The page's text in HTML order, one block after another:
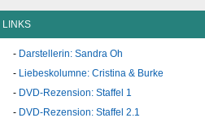
LINKS
Darstellerin: Sandra Oh
Liebeskolumne: Cristina & Burke
DVD-Rezension: Staffel 1
DVD-Rezension: Staffel 2.1